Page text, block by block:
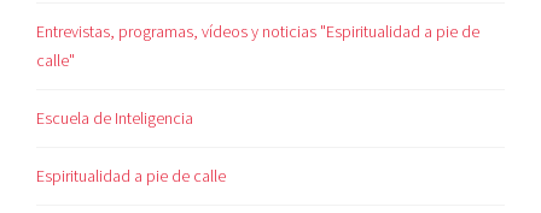
Entrevistas, programas, vídeos y noticias "Espiritualidad a pie de
calle"
Escuela de Inteligencia
Espiritualidad a pie de calle